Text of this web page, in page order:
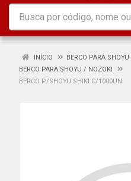
INÍCIO
BERCO PARA
BERCO PARA SHOYU / NOZOKI
BERCO P/SHOYU SHIKI C/1000UN